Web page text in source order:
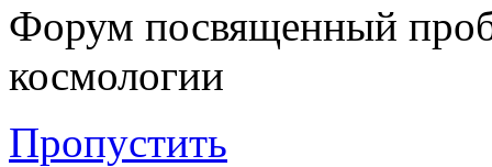
Форум посвященный
космологии
Пропустить